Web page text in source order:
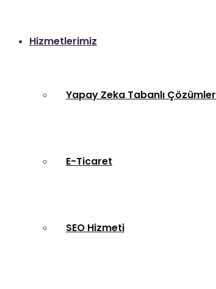
Hizmetlerimiz
Yapay Zeka Tabanlı Çözümler
E-Ticaret
SEO Hizmeti